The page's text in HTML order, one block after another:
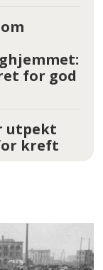
for god
utpekt
kreft